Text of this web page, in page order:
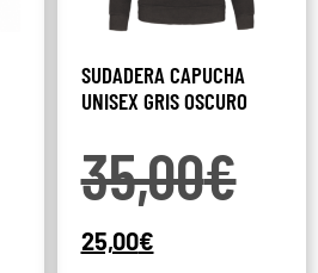
SUDADERA CAPUCHA
UNISEX GRIS OSCURO
35,00€
25,00€